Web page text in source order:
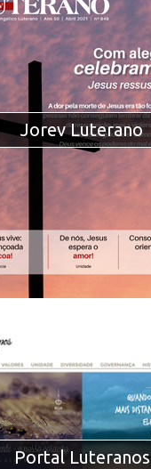
Jorev Luterano
Portal Luteranos